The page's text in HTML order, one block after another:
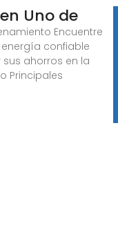
Uno de
Encuentre
confiable
ahorros en la
Principales